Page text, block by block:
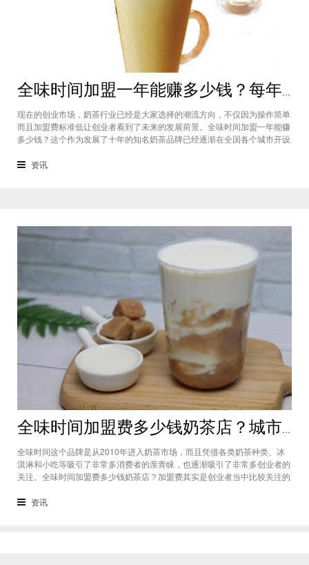
全味时间加盟一年能赚多少钱？每年利润20万庞大盈利机会等着你
现在的创业市场，奶茶行业已经是大家选择的潮流方向，不仅因为操作简单
而且加盟费标准低让创业者看到了未来的发展前景。全味时间加盟一年能赚
多少钱？这个作为发展了十年的知名奶茶品牌已经逐渐在全国各个城市开设
盟基本上每年的纯利润可以达到20万。全味时间加盟一年能赚多少钱？这个
资讯
全味时间加盟费多少钱奶茶店？城市标准不同费用也会有所不同
全味时间这个品牌是从2010年进入奶茶市场，而且凭借各类奶茶种类、冰
淇淋和小吃等吸引了非常多消费者的亲青睐，也逐渐吸引了非常多创业者的
关注。全味时间加盟费多少钱奶茶店？加盟费其实是创业者当中比较关注的
和县级城市的标准都会有所不同。全味时间加盟费多少钱奶茶店？这个问题
资讯